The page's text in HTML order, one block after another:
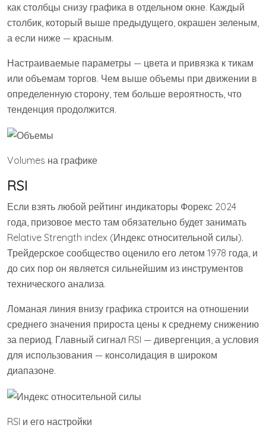
как столбцы снизу графика в отдельном окне. Каждый
столбик, который выше предыдущего, окрашен зеленым,
а если ниже — красным.
Настраиваемые параметры — цвета и привязка к тикам
или объемам торгов. Чем выше объемы при движении в
определенную сторону, тем больше вероятность, что
тенденция продолжится.
Volumes на графике
RSI
Если взять любой рейтинг индикаторы Форекс 2024
года, призовое место там обязательно будет занимать
Relative Strength index (Индекс относительной силы).
Трейдерское сообщество оценило его летом 1978 года, и
до сих пор он является сильнейшим из инструментов
технического анализа.
Ломаная линия внизу графика строится на отношении
среднего значения прироста цены к среднему снижению
за период. Главный сигнал RSI — дивергенция, а условия
для использования — консолидация в широком
диапазоне.
RSI и его настройки